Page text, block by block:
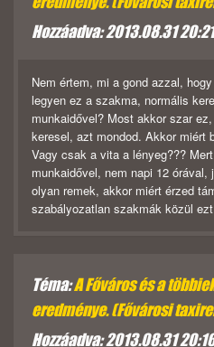
Hozzáadva: 2013.08.31 20:21
Nem értem, mi a gond azzal,
legyen ez a szakma, normális
munkaidővel? Most akkor szar
keresel, azt mondod. Akkor miért
Vagy csak a vita a lényeg???
munkaidővel, nem napi 12 órával,
olyan remek, akkor miért érzed
szabályozatlan szakmák közül
Téma:A Főváros és a
eredménye. (Fővárosi
Hozzáadva: 2013.08.31